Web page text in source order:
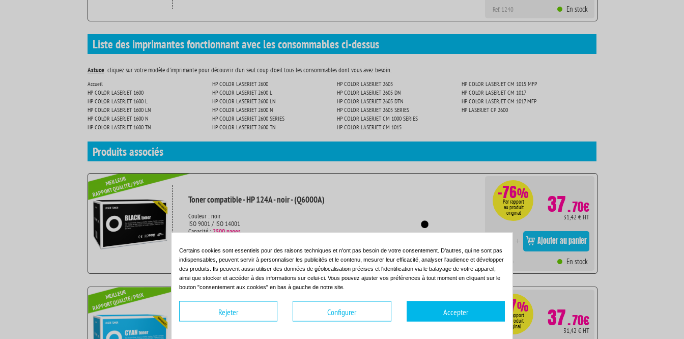
Ref. 1240 En stock
Liste des imprimantes fonctionnant avec les consommables ci-dessus
Astuce: cliquez sur votre modèle d'imprimante pour découvrir d'un seul coup d'oeil tous les consommables dont vous avez besoin.
Accueil
HP COLOR LASERJET 1600
HP COLOR LASERJET 1600 L
HP COLOR LASERJET 1600 LN
HP COLOR LASERJET 1600 N
HP COLOR LASERJET 1600 TN
HP COLOR LASERJET 2600
HP COLOR LASERJET 2600 L
HP COLOR LASERJET 2600 LN
HP COLOR LASERJET 2600 N
HP COLOR LASERJET 2600 SERIES
HP COLOR LASERJET 2600 TN
HP COLOR LASERJET 2605
HP COLOR LASERJET 2605 DN
HP COLOR LASERJET 2605 DTN
HP COLOR LASERJET 2605 SERIES
HP COLOR LASERJET CM 1000 SERIES
HP COLOR LASERJET CM 1015
HP COLOR LASERJET CM 1015 MFP
HP COLOR LASERJET CM 1017
HP COLOR LASERJET CM 1017 MFP
HP LASERJET CP 2600
Produitsassociés
Toner compatible - HP 124A - noir - (Q6000A)
Couleur : noir
ISO 9001 / ISO 14001
Capacité :2500 pages
> 100% testé - Fonctionnement garanti avec votre imprimante - Garantie 2ans
-76%
Par rapport
au produit
original 37.70€
31,42 € HT
Ajouter au panier
Ref. 1240 En stock
Toner compatible - HP 124A - cyan - (Q6001A) -67%
Par rapport
au produit
original 37.70€
31,42 € HT
Certains cookies sont essentiels pour des raisons techniques et n'ont pas besoin de votre consentement. D'autres, qui ne sont pas
indispensables, peuvent servir à personnaliser les publicités et le contenu, mesurer leur efficacité, analyser l'audience et développer
des produits. Ils peuvent aussi utiliser des données de géolocalisation précises et l'identification via le balayage de votre appareil,
ainsi que stocker et accéder à des informations sur celui-ci. Vous pouvez ajuster vos préférences à tout moment en cliquant sur le
bouton "consentement aux cookies" en bas à gauche de notre site.
Rejeter Configurer Accepter